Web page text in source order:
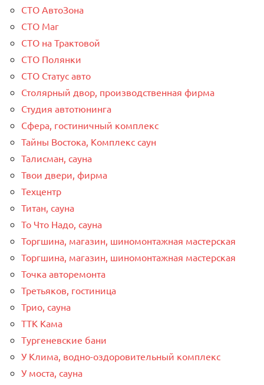
СТО АвтоЗона
СТО Маг
СТО на Трактовой
СТО Полянки
СТО Статус авто
Столярный двор, производственная фирма
Студия автотюнинга
Сфера, гостиничный комплекс
Тайны Востока, Комплекс саун
Талисман, сауна
Твои двери, фирма
Техцентр
Титан, сауна
То Что Надо, сауна
Торгшина, магазин, шиномонтажная мастерская
Торгшина, магазин, шиномонтажная мастерская
Точка авторемонта
Третьяков, гостиница
Трио, сауна
ТТК Кама
Тургеневские бани
У Клима, водно-оздоровительный комплекс
У моста, сауна